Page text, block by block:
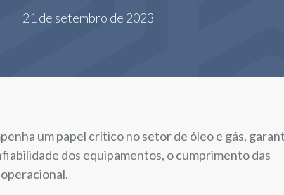
21 de setembro de 2023
um papel crítico no setor de óleo e gás,
dos equipamentos, o cumprimento das